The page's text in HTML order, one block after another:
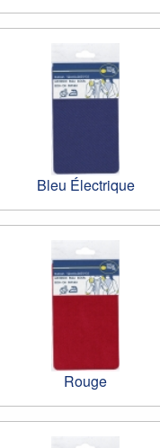
Bleu Électrique
Rouge